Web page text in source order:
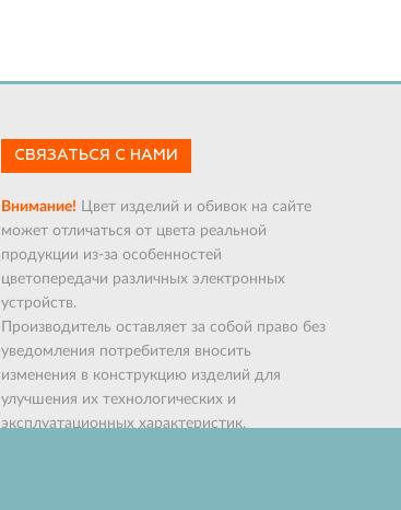
СВЯЗАТЬСЯ С НАМИ
Внимание! Цвет изделий и обивок на сайте
может отличаться от цвета реальной
продукции из-за особенностей
цветопередачи различных электронных
устройств.
Производитель оставляет за собой право без
уведомления потребителя вносить
изменения в конструкцию изделий для
улучшения их технологических и
эксплуатационных характеристик.